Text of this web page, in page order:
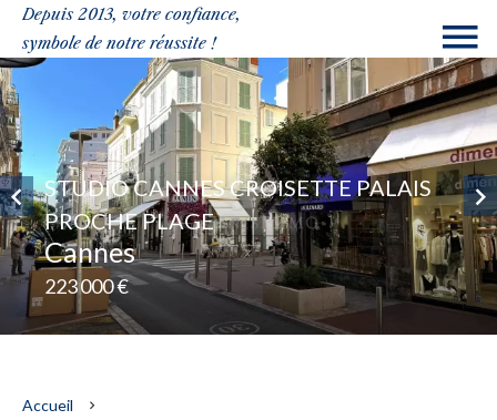
Depuis 2013, votre confiance,
symbole de notre réussite !
STUDIO CANNES CROISETTE PALAIS
PROCHE PLAGE
Cannes
223 000 €
Accueil